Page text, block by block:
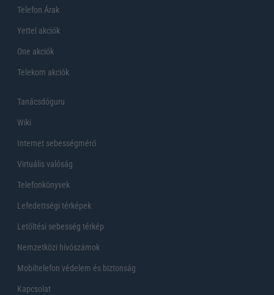
Telefon Árak
Yettel akciók
One akciók
Telekom akciók
Tanácsdóguru
Wiki
Internet sebességmérő
Virtuális valóság
Telefonkönyvek
Lefedettségi térképek
Letöltési sebesség térkép
Nemzetközi hívószámok
Mobiltelefon védelem és biztonság
Kapcsolat